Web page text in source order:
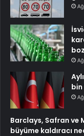
bin
Barclays, Safran ve
büyüme kaldıracı